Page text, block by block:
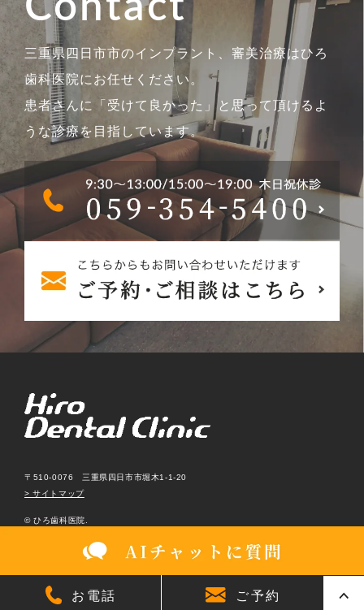
三重県四日市市のインプラント、審美治療はひろ
歯科医院にお任せください。
患者さんに「受けて良かった」と思って頂けるよ
うな診療を目指しています。
〒510-0076 三重県四日市市堀木1-1-20
> サイトマップ
© ひろ歯科医院.